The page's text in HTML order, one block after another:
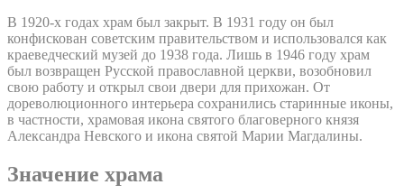
В 1920-х годах храм был закрыт. В 1931 году он был
конфискован советским правительством и использовался как
краеведческий музей до 1938 года. Лишь в 1946 году храм
был возвращен Русской православной церкви, возобновил
свою работу и открыл свои двери для прихожан. От
дореволюционного интерьера сохранились старинные иконы,
в частности, храмовая икона святого благоверного князя
Александра Невского и икона святой Марии Магдалины.
Значение храма